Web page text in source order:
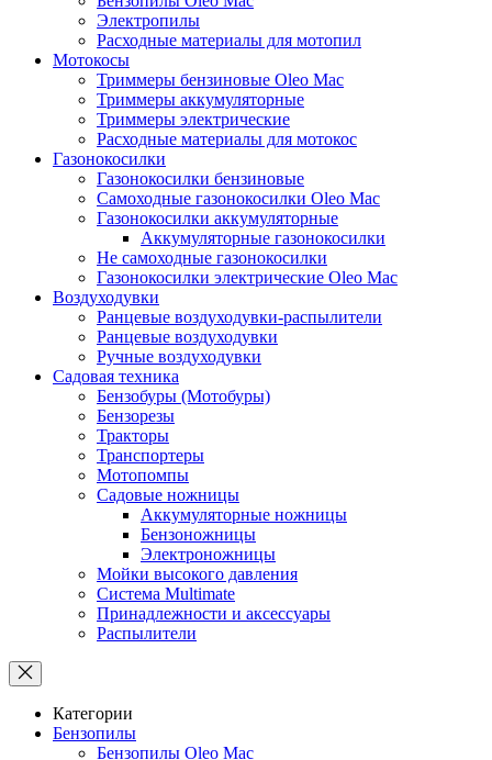
Электропилы
Расходные материалы для мотопил
Мотокосы
Триммеры бензиновые Oleo Mac
Триммеры аккумуляторные
Триммеры электрические
Расходные материалы для мотокос
Газонокосилки
Газонокосилки бензиновые
Самоходные газонокосилки Oleo Mac
Газонокосилки аккумуляторные
Аккумуляторные газонокосилки
Не самоходные газонокосилки
Газонокосилки электрические Oleo Mac
Воздуходувки
Ранцевые воздуходувки-распылители
Ранцевые воздуходувки
Ручные воздуходувки
Садовая техника
Бензобуры (Мотобуры)
Бензорезы
Тракторы
Транспортеры
Мотопомпы
Садовые ножницы
Аккумуляторные ножницы
Бензоножницы
Электроножницы
Мойки высокого давления
Система Multimate
Принадлежности и аксессуары
Распылители
Категории
Бензопилы
Бензопилы Oleo Mac